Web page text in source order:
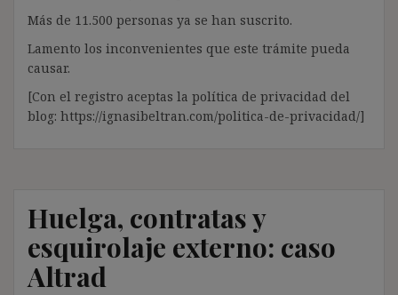
Más de 11.500 personas ya se han suscrito.
Lamento los inconvenientes que este trámite pueda
causar.
[Con el registro aceptas la política de privacidad del
blog: https://ignasibeltran.com/politica-de-privacidad/]
Huelga, contratas y
esquirolaje externo: caso
Altrad